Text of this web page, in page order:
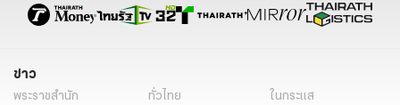
ข่าว
พระราชสำนัก ทั่วไทย
ในกระแส